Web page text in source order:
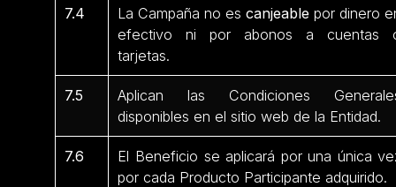
7.4 La Campaña no escanjeable por dinero
efectivo ni por abonos a cuentas
tarjetas.
7.5
Aplican las Condiciones
disponibles en el sitio web de la Entidad.
7.6
El Beneficio se aplicará por una única
por cada Producto Participante adquirido.